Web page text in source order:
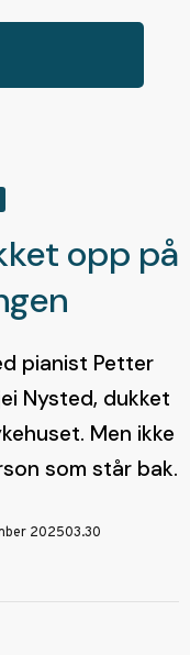
opp på
pianist Petter
Nysted, dukket
Men ikke
som står bak.
202503.30